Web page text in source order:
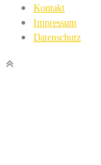
Kontakt
Impressum
Datenschutz